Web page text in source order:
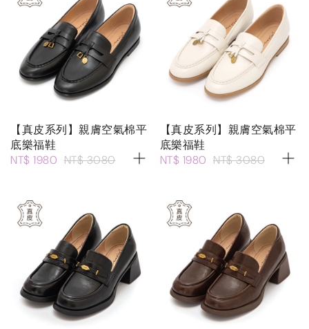
【真皮系列】親膚空氣棉平
底樂福鞋
NT$ 1980 NT$ 3080
【真皮系列】親膚空氣棉平
底樂福鞋
NT$ 1980 NT$ 3080